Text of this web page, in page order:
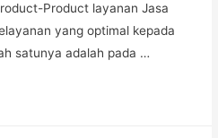
Product layanan Jasa
yang optimal kepada
satunya adalah pada …